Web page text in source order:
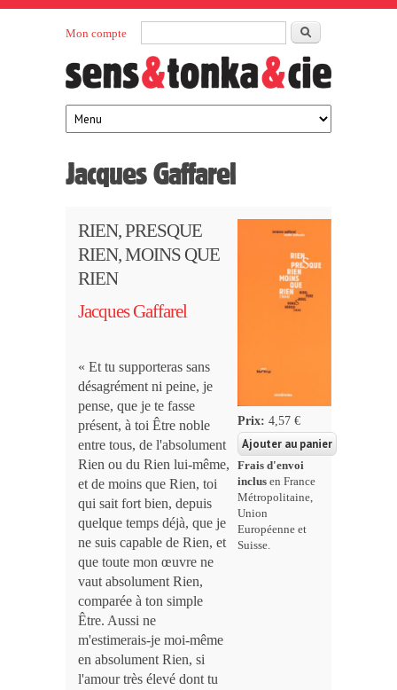
Rechercher
Mon compte
Sens et
Tonka
éditeurs
maison
d’édition
française
Jacques Gaffarel
RIEN, PRESQUE
RIEN, MOINS QUE
RIEN
Jacques Gaffarel
« Et tu supporteras sans
désagrément ni peine, je
pense, que je te fasse
présent, à toi Être noble
entre tous, de l'absolument
Rien ou du Rien lui-même,
et de moins que Rien, toi
qui sait fort bien, depuis
quelque temps déjà, que je
ne suis capable de Rien, et
que toute mon œuvre ne
vaut absolument Rien,
comparée à ton simple
Être. Aussi ne
m'estimerais-je moi-même
en absolument Rien, si
l'amour très élevé dont tu
Prix:4,57 €
Frais d'envoi
inclus en France
Métropolitaine,
Union
Européenne et
Suisse.